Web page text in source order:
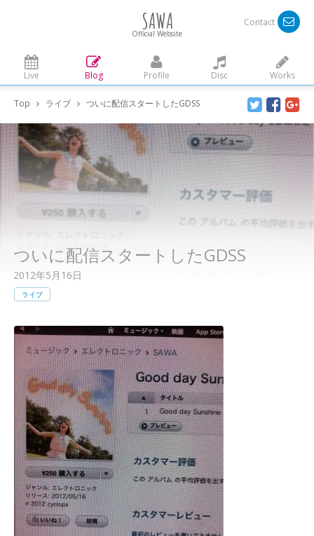
Contact
SAWA
Official Website
Live Blog Profile Disc Works
Top ライブ ついに配信スタートしたGDSS
ついに配信スタートしたGDSS
2012年5月16日
ライブ